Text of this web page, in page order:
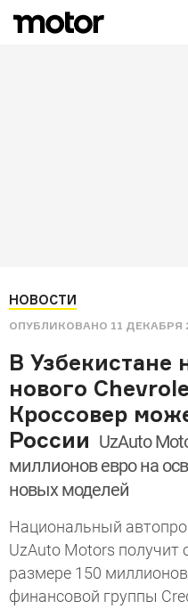
НОВОСТИ
ОПУБЛИКОВАНО 11 ДЕКАБРЯ
В Узбекистане
нового
Кроссовер
России UzAuto
миллионов евро на
новых моделей
Национальный
UzAuto Motors получит
размере 150
финансовой группы